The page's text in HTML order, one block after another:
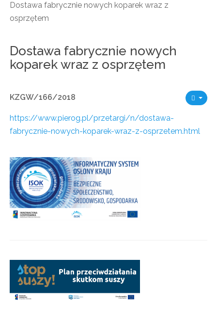
Dostawa fabrycznie nowych koparek wraz z
osprzętem
Dostawa fabrycznie nowych
koparek wraz z osprzętem
KZGW/166/2018
https://www.pierog.pl/przetargi/n/dostawa-
fabrycznie-nowych-koparek-wraz-z-osprzetem.html